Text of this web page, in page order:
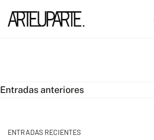
Navegación
entradas
Entradas anteriores
ENTRADAS RECIENTES